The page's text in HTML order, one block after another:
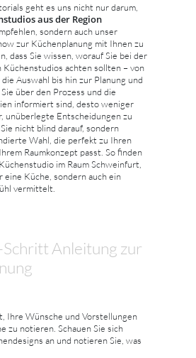
geht es uns nicht nur darum,
aus der Region
sondern auch unser
zur Küchenplanung mit Ihnen zu
dass Sie wissen, worauf Sie bei der
achten sollten – von
Auswahl bis hin zur Planung und
über den Prozess und die
informiert sind, desto weniger
unüberlegte Entscheidungen zu
nicht blind darauf, sondern
Wahl, die perfekt zu Ihren
Raumkonzept passt. So finden
im Raum Schweinfurt,
eine Küche, sondern auch ein
vermittelt.
Anleitung zur
Ihre Wünsche und Vorstellungen
zu notieren. Schauen Sie sich
an und notieren Sie, was